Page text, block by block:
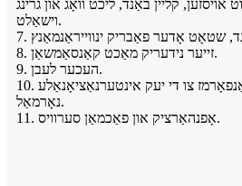
קליין באַנד, ליכט וואָג און גרינג
וישאַלט.
8. זייער נידעריק מאַכט קאַנסאַמשאַן.
9. העכער לעבן.
10. די סטאַנדאַרדס קאַנפאָרמז צו די יעק אינטערנאַציאָנאַלע
נאָרמאַל.
11. אָפנהאַרציק און פאַכמאַן סערוויס.